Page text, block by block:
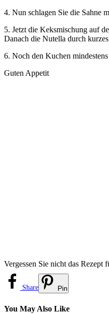
4. Nun schlagen Sie die Sahne
5. Jetzt die Keksmischung auf
Danach die Nutella durch
6. Noch den Kuchen
Guten Appetit
Vergessen Sie nicht das Rezept
Share Pin
You May Also Like